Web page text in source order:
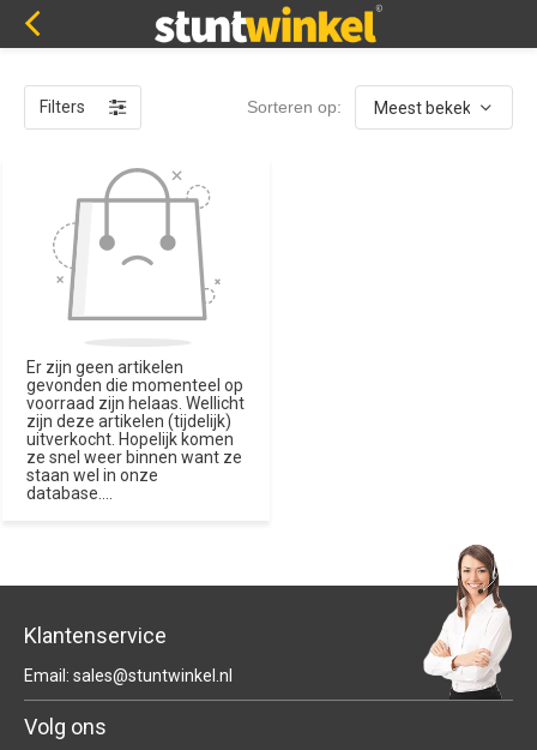
Filters Sorteren op:
Er zijn geen artikelen
gevonden die momenteel op
voorraad zijn helaas. Wellicht
zijn deze artikelen (tijdelijk)
uitverkocht. Hopelijk komen
ze snel weer binnen want ze
staan wel in onze
database....
Klantenservice
Email: sales@stuntwinkel.nl
Volg ons